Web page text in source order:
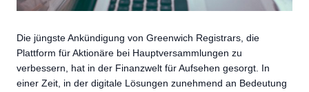
Die jüngste Ankündigung von Greenwich Registrars, die
Plattform für Aktionäre bei Hauptversammlungen zu
verbessern, hat in der Finanzwelt für Aufsehen gesorgt. In
einer Zeit, in der digitale Lösungen zunehmend an Bedeutung